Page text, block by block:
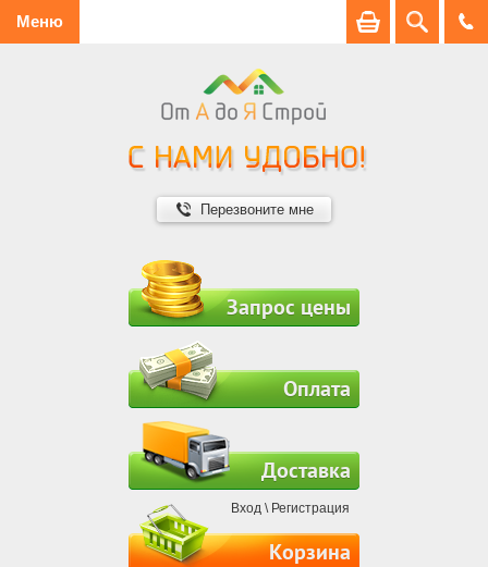
Меню
Перезвоните мне
Запрос цены
Оплата
Доставка
Корзина
Вход\ Регистрация